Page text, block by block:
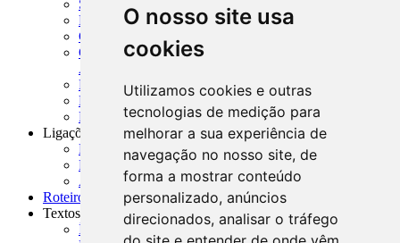
O nosso site usa
cookies
Utilizamos cookies e outras
tecnologias de medição para
melhorar a sua experiência de
navegação no nosso site, de
forma a mostrar conteúdo
personalizado, anúncios
direcionados, analisar o tráfego
SISORF - Manual de Organização do SFN
MASUP - Manual de Supervisão Bancária
CADOC - Catálogo de Documentos
CNAE-CONCLA - Classificação Nacional de
Atividades Econômicas
PMF - Cartilhas do BCB
Manuais Auxiliares do BCB e Cosif-e
Resenhas Diárias Governamentais
Ligações Externas
Links Úteis
Presidência da República
Agências Nacionais Reguladoras
Roteiros para Estudos
Textos
Índice de Textos